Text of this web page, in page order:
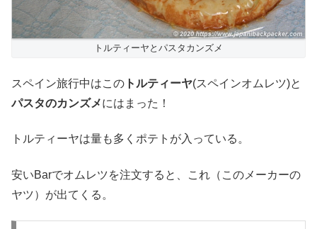
トルティーヤとパスタカンズメ
スペイン旅行中はこの トルティーヤ(スペインオムレツ)と
パスタのカンズメにはまった！
トルティーヤは量も多くポテトが入っている。
安いBarでオムレツを注文すると、これ（このメーカーの
ヤツ）が出てくる。